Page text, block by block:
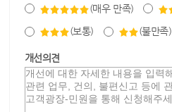
(매우 만족)
(보통) (불만족)
개선의견